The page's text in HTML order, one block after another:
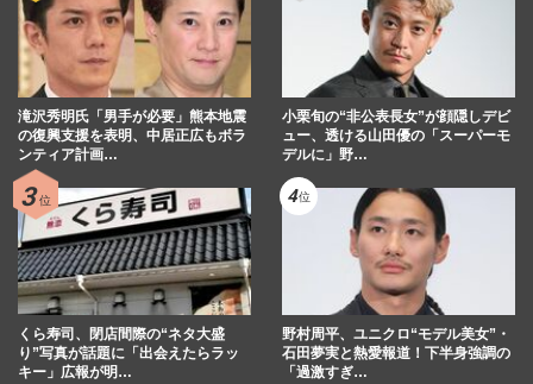
滝沢秀明氏「男手が必要」熊本地震
の復興支援を表明、中居正広もボラ
ンティア計画…
小栗旬の“非公表長女”が顔隠しデビ
ュー、透ける山田優の「スーパーモ
デルに」野…
くら寿司、閉店間際の“ネタ大盛
り”写真が話題に「出会えたらラッ
キー」広報が明…
野村周平、ユニクロ“モデル美女”・
石田夢実と熱愛報道！下半身強調の
「過激すぎ…